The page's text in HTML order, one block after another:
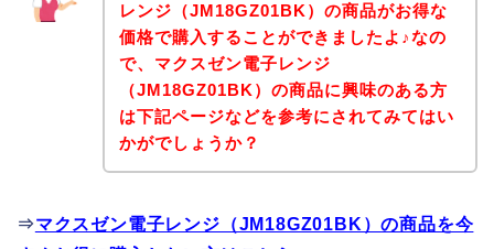
レンジ（JM18GZ01BK）の商品がお得な
価格で購入することができましたよ♪なの
で、マクスゼン電子レンジ
（JM18GZ01BK）の商品に興味のある方
は下記ページなどを参考にされてみてはい
かがでしょうか？
⇒マクスゼン電子レンジ（JM18GZ01BK）の商品を今